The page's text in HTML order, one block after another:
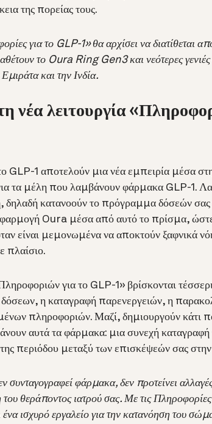
της πορείας τους.
για το GLP-1» θα αρχίσει να διατίθεται
το Oura Ring Gen3 και νεότερες γενιές
και την Ινδία.
νέα λειτουργία
GLP-1 αποτελούν μια νέα εμπειρία μέσα
τα μέλη που λαμβάνουν φάρμακα GLP-1.
δηλαδή κατανοούν το πρόγραμμα δόσεών σας
Oura μέσα από αυτό το πρίσμα,
είναι μεμονωμένα να αποκτούν ξαφνικά
πλαίσιο.
για το GLP-1» βρίσκονται
η καταγραφή παρενεργειών, η
πληροφοριών. Μαζί, δημιουργούν κάτι
αυτά τα φάρμακα: μια συνεχή
της περιόδου μεταξύ των επισκέψεών σας
φάρμακα, δεν προτείνει
του θεράποντος ιατρού σας. Με τις
ισχυρό εργαλείο για την κατανόηση του